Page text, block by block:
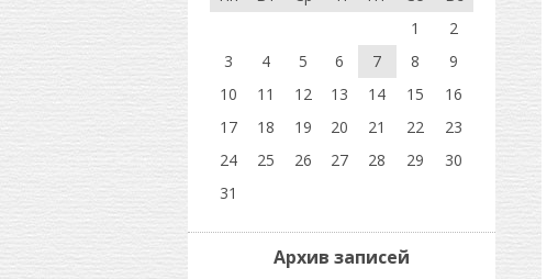
1
2
3
4 5 6 7 8
9
10
11 12 13 14 15
16
17
18 19 20 21 22
23
24
25 26 27 28 29
30
31
Архив записей